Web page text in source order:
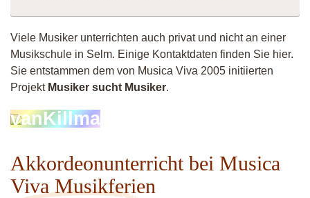
Viele Musiker unterrichten auch privat und nicht an einer
Musikschule in Selm. Einige Kontaktdaten finden Sie hier.
Sie entstammen dem von Musica Viva 2005 initiierten
Projekt Musiker sucht Musiker.
vanKillma
Akkordeonunterricht bei Musica
Viva Musikferien